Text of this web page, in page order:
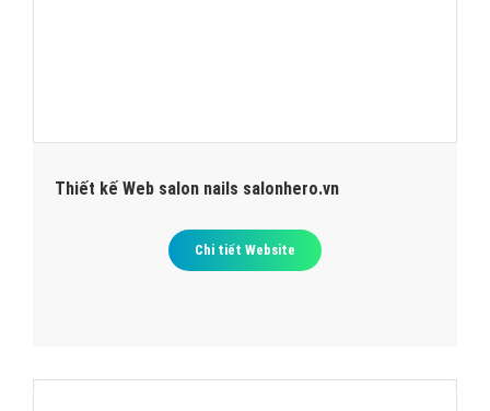
Thiết kế Web salon nails salonhero.vn
Chi tiết Website